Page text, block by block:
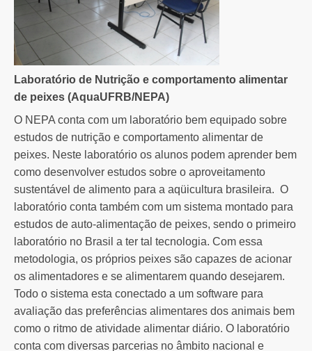
Laboratório de Nutrição e comportamento alimentar
de peixes (AquaUFRB/NEPA)
O NEPA conta com um laboratório bem equipado sobre
estudos de nutrição e comportamento alimentar de
peixes. Neste laboratório os alunos podem aprender bem
como desenvolver estudos sobre o aproveitamento
sustentável de alimento para a aqüicultura brasileira. O
laboratório conta também com um sistema montado para
estudos de auto-alimentação de peixes, sendo o primeiro
laboratório no Brasil a ter tal tecnologia. Com essa
metodologia, os próprios peixes são capazes de acionar
os alimentadores e se alimentarem quando desejarem.
Todo o sistema esta conectado a um software para
avaliação das preferências alimentares dos animais bem
como o ritmo de atividade alimentar diário. O laboratório
conta com diversas parcerias no âmbito nacional e